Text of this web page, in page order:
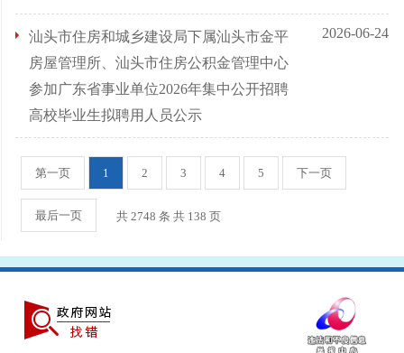
汕头市住房和城乡建设局下属汕头市金平
房屋管理所、汕头市住房公积金管理中心
参加广东省事业单位2026年集中公开招聘
高校毕业生拟聘用人员公示
2026-06-24
第一页 1 2 3 4 5 下一页
最后一页 共 2748 条 共 138 页